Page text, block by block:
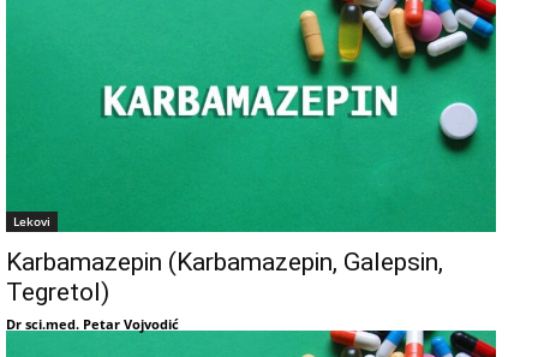
Lekovi
Karbamazepin (Karbamazepin, Galepsin,
Tegretol)
Dr sci.med. Petar Vojvodić